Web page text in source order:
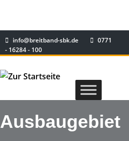
info@breitband-sbk.de
0771
- 16284 - 100
Ausbaugebiet